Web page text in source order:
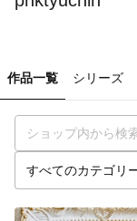
作品一覧 シリーズ